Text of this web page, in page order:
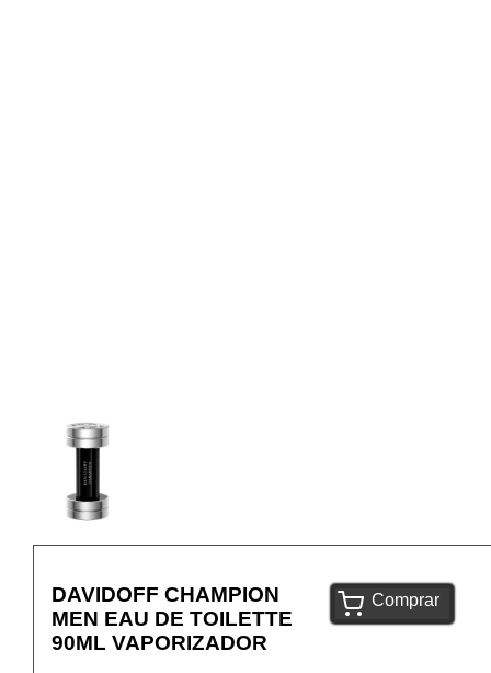
DAVIDOFF CHAMPION
MEN EAU DE TOILETTE
90ML VAPORIZADOR
Comprar